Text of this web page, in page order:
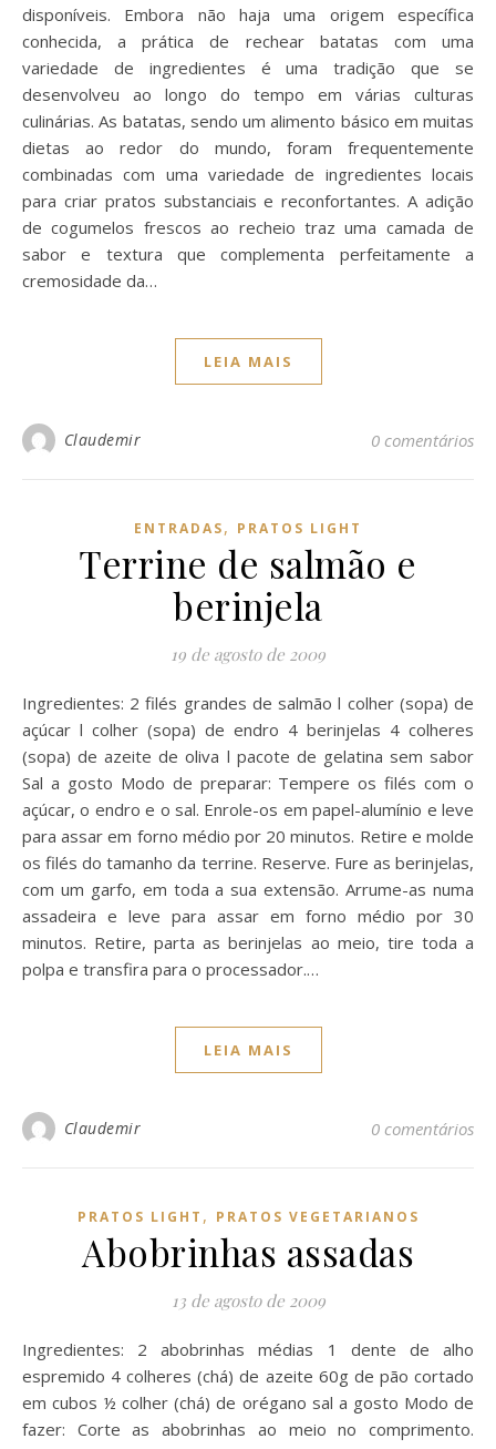
disponíveis. Embora não haja uma origem específica
conhecida, a prática de rechear batatas com uma
variedade de ingredientes é uma tradição que se
desenvolveu ao longo do tempo em várias culturas
culinárias. As batatas, sendo um alimento básico em muitas
dietas ao redor do mundo, foram frequentemente
combinadas com uma variedade de ingredientes locais
para criar pratos substanciais e reconfortantes. A adição
de cogumelos frescos ao recheio traz uma camada de
sabor e textura que complementa perfeitamente a
cremosidade da…
LEIA MAIS
Claudemir 0 comentários
ENTRADAS, PRATOS LIGHT
Terrine de salmão e
berinjela
19 de agosto de 2009
Ingredientes: 2 filés grandes de salmão l colher (sopa) de
açúcar l colher (sopa) de endro 4 berinjelas 4 colheres
(sopa) de azeite de oliva l pacote de gelatina sem sabor
Sal a gosto Modo de preparar: Tempere os filés com o
açúcar, o endro e o sal. Enrole-os em papel-alumínio e leve
para assar em forno médio por 20 minutos. Retire e molde
os filés do tamanho da terrine. Reserve. Fure as berinjelas,
com um garfo, em toda a sua extensão. Arrume-as numa
assadeira e leve para assar em forno médio por 30
minutos. Retire, parta as berinjelas ao meio, tire toda a
polpa e transfira para o processador.…
LEIA MAIS
Claudemir 0 comentários
PRATOS LIGHT , PRATOS VEGETARIANOS
Abobrinhas assadas
13 de agosto de 2009
Ingredientes: 2 abobrinhas médias 1 dente de alho
espremido 4 colheres (chá) de azeite 60g de pão cortado
em cubos ½ colher (chá) de orégano sal a gosto Modo de
fazer: Corte as abobrinhas ao meio no comprimento.